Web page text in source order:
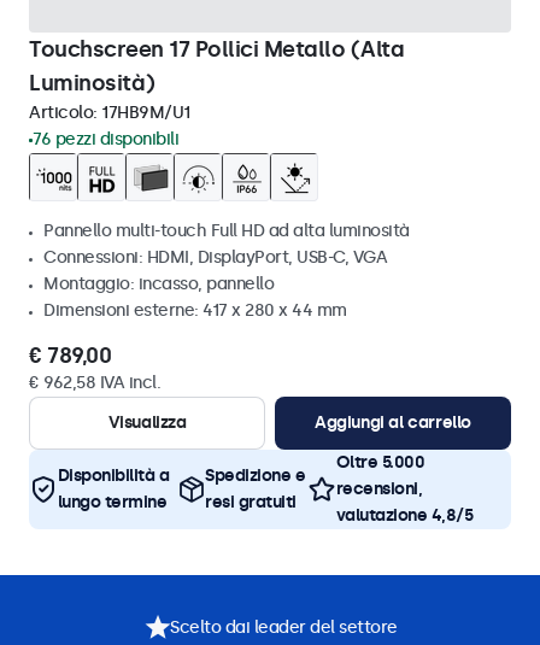
Touchscreen 17 Pollici Metallo (Alta
Luminosità)
Articolo: 17HB9M/U1
76 pezzi disponibili
Pannello multi-touch Full HD ad alta luminosità
Connessioni: HDMI, DisplayPort, USB-C, VGA
Montaggio: incasso, pannello
Dimensioni esterne: 417 x 280 x 44 mm
€ 789,00
€ 962,58 IVA incl.
Visualizza
Aggiungi al carrello
Disponibilità a
lungo termine
Spedizione e
resi gratuiti
Oltre 5.000
recensioni,
valutazione 4,8/5
Scelto dai leader del settore